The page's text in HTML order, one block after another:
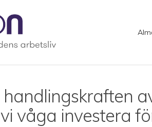
handlingskraften
våga investera